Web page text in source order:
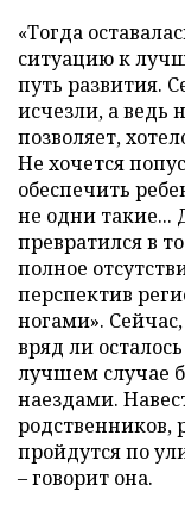
«Тогда
ситуацию к
путь развития.
исчезли, а ведь
позволяет,
Не хочется
обеспечить
не одни такие...
превратился в
полное
перспектив
ногами».
вряд ли
лучшем случае
наездами.
родственников,
пройдутся по
– говорит она.